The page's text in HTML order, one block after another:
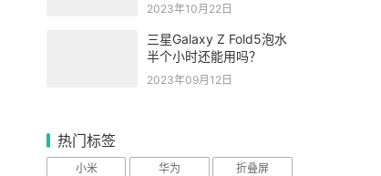
2023年10月22日
三星Galaxy Z Fold5泡水
半个小时还能用吗？
2023年09月12日
热门标签
小米 华为
折叠屏